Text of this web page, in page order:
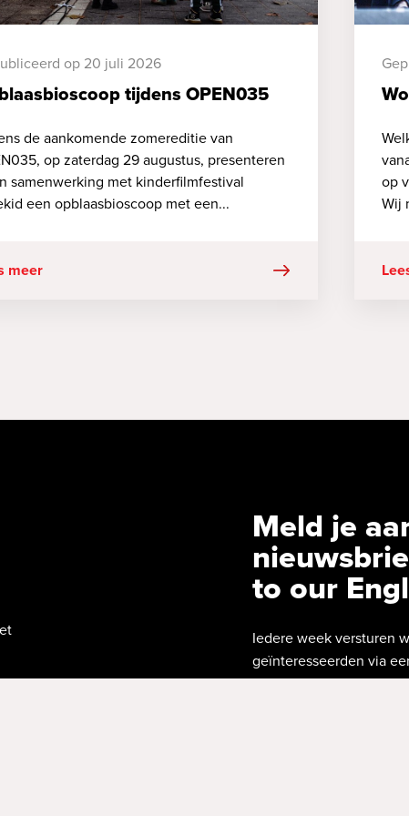
op 20 juli 2026
tijdens OPEN035
de aankomende zomereditie van
op zaterdag 29 augustus, presenteren
samenwerking met kinderfilmfestival
een opblaasbioscoop met een...
meer
op
Wij
Meld je
to our
Iedere week versturen
geïnteresseerden via
in!